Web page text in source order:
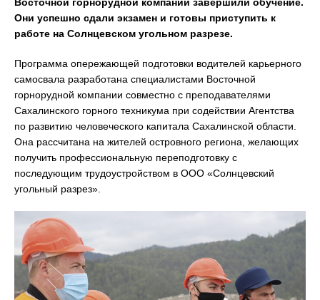
Они успешно сдали экзамен и готовы приступить к
работе на Солнцевском угольном разрезе.
Программа опережающей подготовки водителей карьерного
самосвала разработана специалистами Восточной
горнорудной компании совместно с преподавателями
Сахалинского горного техникума при содействии Агентства
по развитию человеческого капитала Сахалинской области.
Она рассчитана на жителей островного региона, желающих
получить профессиональную переподготовку с
последующим трудоустройством в ООО «Солнцевский
угольный разрез».